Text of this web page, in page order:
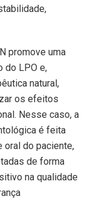
promove uma
do LPO e,
natural,
os efeitos
Nesse caso, a
é feita
oral do paciente,
de forma
na qualidade